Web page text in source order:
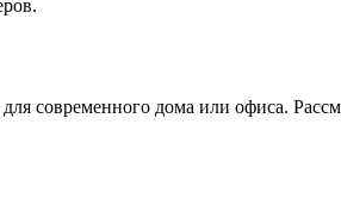
современного дома или офиса.